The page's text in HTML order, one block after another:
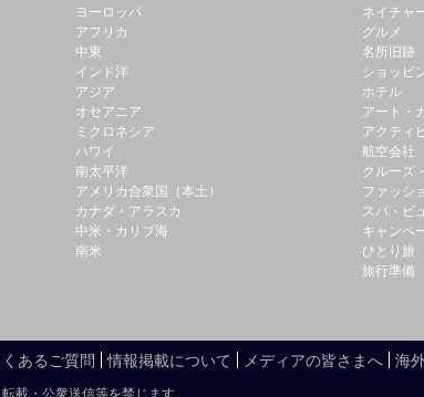
ヨーロッパ
アフリカ
中東
インド洋
アジア
オセアニア
ミクロネシア
ハワイ
南太平洋
アメリカ合衆国（本土）
カナダ・アラスカ
中米・カリブ海
南米
ネイチャ
グルメ
名所旧跡
ショッピ
ホテル
アート・
アクティ
航空会社
クルーズ
ファッシ
スパ・ビ
キャンペ
ひとり旅
旅行準備
あるご質問 情報掲載について メディアの皆さまへ 海
載・公衆送信等を禁じます。